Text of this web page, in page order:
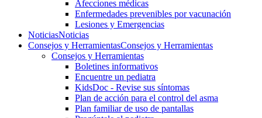
Afecciones médicas
Enfermedades prevenibles por vacunación
Lesiones y Emergencias
NoticiasNoticias
Consejos y HerramientasConsejos y Herramientas
Consejos y Herramientas
Boletines informativos
Encuentre un pediatra
KidsDoc - Revise sus síntomas
Plan de acción para el control del asma
Plan familiar de uso de pantallas